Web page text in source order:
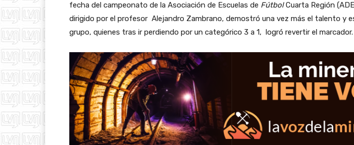
fecha del campeonato de la Asociación de Escuelas de FútbolCuarta Región
dirigido por el profesor Alejandro Zambrano, demostró una vez más el talento y
grupo, quienes tras ir perdiendo por un categórico 3 a 1, logró revertir el marcador.